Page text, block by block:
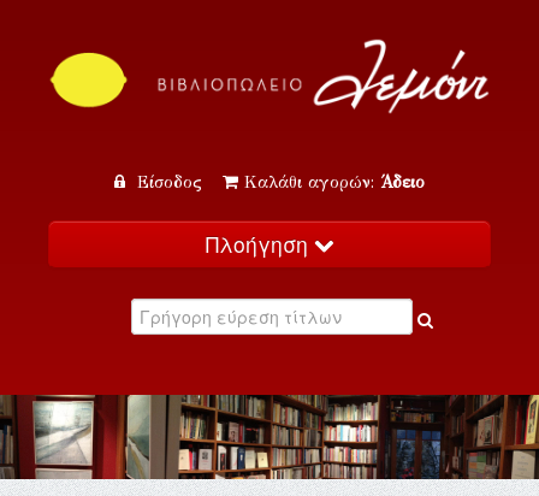
Είσοδος Καλάθι αγορών: Άδειο
Πλοήγηση
Κατάλογος
Εκδηλώσεις
Επικοινωνία